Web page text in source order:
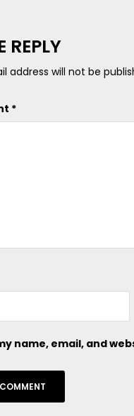
REPLY
address will not be
*
name, email, and